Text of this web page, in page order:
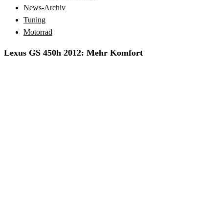
News-Archiv
Tuning
Motorrad
Lexus GS 450h 2012: Mehr Komfort